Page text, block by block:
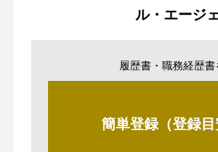
ル・エージ
履歴書・職務経歴
簡単登録（登録目